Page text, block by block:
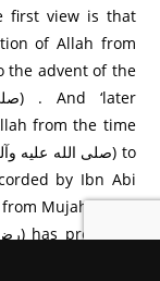
first view is that
of Allah from
the advent of the
from the time
by Ibn Abi
has also been